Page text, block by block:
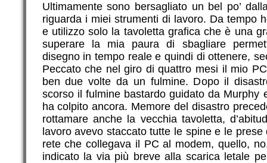
Ultimamente sono bersagliato un bel po’
riguarda i miei strumenti di lavoro. Da tempo
e utilizzo solo la tavoletta grafica che è una
superare la mia paura di sbagliare
disegno in tempo reale e quindi di ottenere,
Peccato che nel giro di quattro mesi il mio
ben due volte da un fulmine. Dopo il
scorso il fulmine bastardo guidato da Murphy
ha colpito ancora. Memore del disastro
rottamare anche la vecchia tavoletta,
lavoro avevo staccato tutte le spine e le
rete che collegava il PC al modem, quello,
indicato la via più breve alla scarica letale